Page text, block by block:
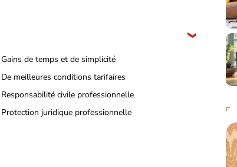
Gains de temps et de simplicité
De meilleures conditions tarifaires
Responsabilité civile professionnelle
Protection juridique professionnelle